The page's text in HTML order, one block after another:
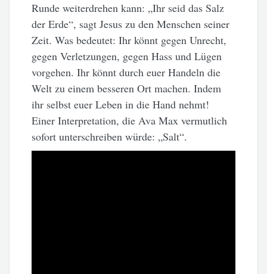
Runde weiterdrehen kann: „Ihr seid das Salz
der Erde“, sagt Jesus zu den Menschen seiner
Zeit. Was bedeutet: Ihr könnt gegen Unrecht,
gegen Verletzungen, gegen Hass und Lügen
vorgehen. Ihr könnt durch euer Handeln die
Welt zu einem besseren Ort machen. Indem
ihr selbst euer Leben in die Hand nehmt!
Einer Interpretation, die Ava Max vermutlich
sofort unterschreiben würde: „Salt“.